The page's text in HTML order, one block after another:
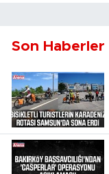
Son Haberler